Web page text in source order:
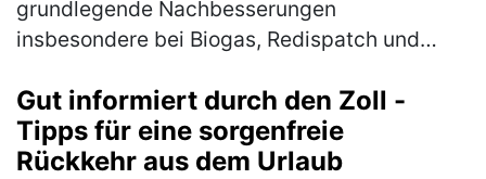
grundlegende Nachbesserungen
insbesondere bei Biogas, Redispatch und
Bundeskabinett die Novelle für das
Erneuerbare-Energien-Gesetz (EE…
Gut informiert durch den Zoll -
Tipps für eine sorgenfreie
Rückkehr aus dem Urlaub